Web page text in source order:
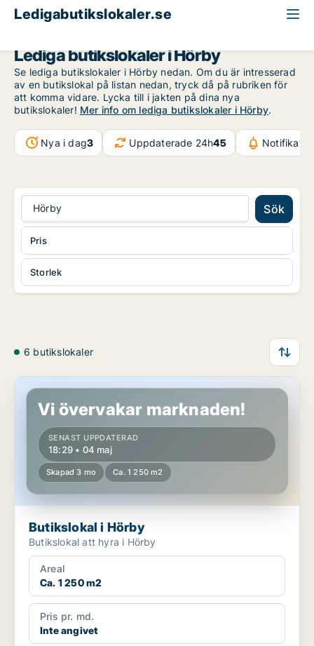
Ledigabutikslokaler.se
Lediga butikslokaler i Hörby
Se lediga butikslokaler i Hörby nedan. Om du är intresserad
av en butikslokal på listan nedan, tryck då på rubriken för
att komma vidare. Lycka till i jakten på dina nya
butikslokaler! Mer info om lediga butikslokaler i Hörby.
Nya i dag3 Uppdaterade 24h45
Hörby Sök
Storlek
Pris
6 butikslokaler
Butikslokal i Hörby
Vi övervakar marknaden!
SENAST UPPDATERAD
18:29 • 04 maj
Skapad 3 mo Ca. 1 250 m2
Butikslokal i Hörby
Butikslokal att hyra i Hörby
Areal
Ca. 1 250 m2
Pris pr. md.
Inte angivet